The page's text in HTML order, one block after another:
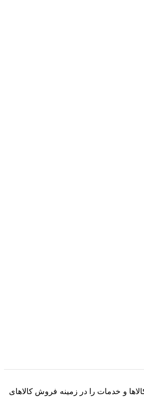
8 سال، همواره در تلاش بوده‌ایم تا بهترین کالاها و خدمات را در زمینه فروش کالاهای